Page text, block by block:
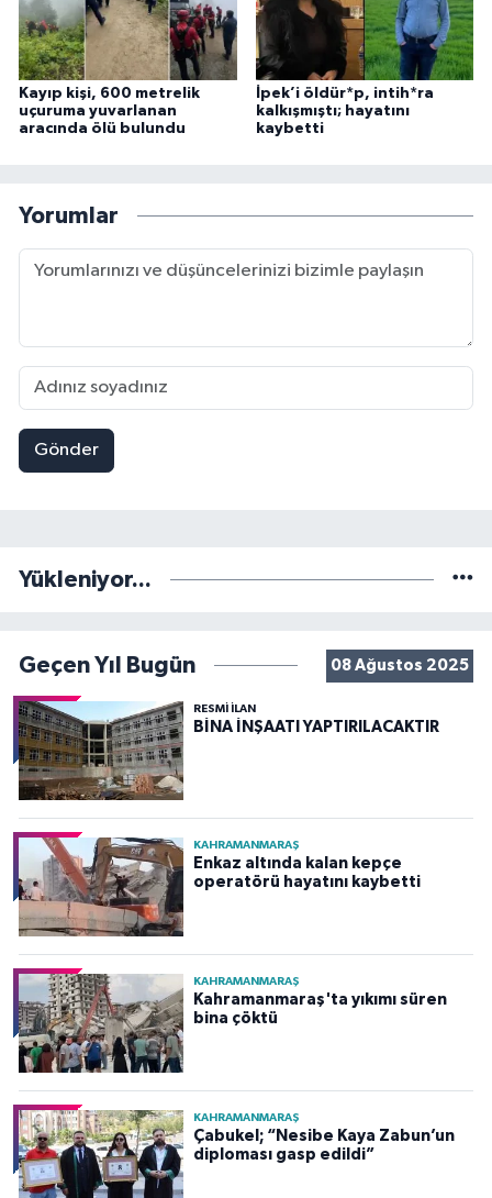
Kayıp kişi, 600 metrelik
uçuruma yuvarlanan
aracında ölü bulundu
İpek’i öldür*p, intih*ra
kalkışmıştı; hayatını
kaybetti
Yorumlar
Gönder
Yükleniyor...
Geçen Yıl Bugün 08 Ağustos 2025
RESMİ İLAN
BİNA İNŞAATI YAPTIRILACAKTIR
KAHRAMANMARAŞ
Enkaz altında kalan kepçe
operatörü hayatını kaybetti
KAHRAMANMARAŞ
Kahramanmaraş'ta yıkımı süren
bina çöktü
KAHRAMANMARAŞ
Çabukel; “Nesibe Kaya Zabun’un
diploması gasp edildi”